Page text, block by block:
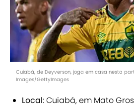
Cuiabá, de Deyverson, joga em casa nesta
Images/GettyImages
Local: Cuiabá, em Mato